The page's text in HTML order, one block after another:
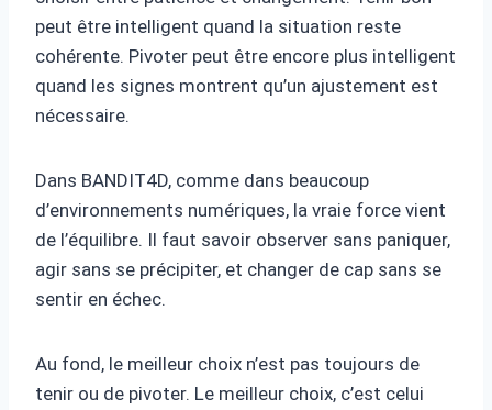
peut être intelligent quand la situation reste
cohérente. Pivoter peut être encore plus intelligent
quand les signes montrent qu’un ajustement est
nécessaire.
Dans BANDIT4D, comme dans beaucoup
d’environnements numériques, la vraie force vient
de l’équilibre. Il faut savoir observer sans paniquer,
agir sans se précipiter, et changer de cap sans se
sentir en échec.
Au fond, le meilleur choix n’est pas toujours de
tenir ou de pivoter. Le meilleur choix, c’est celui